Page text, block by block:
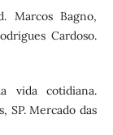
Marcos Bagno,
Cardoso.
vida cotidiana.
SP. Mercado das